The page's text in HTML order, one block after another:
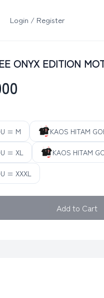
Login / Register
ONYX EDITION
= M KAOS HITAM
= XL KAOS HITAM
= XXXL
Add to Cart